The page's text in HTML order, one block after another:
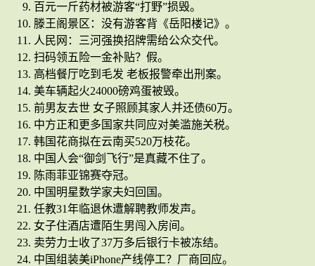
百元一斤药材被游客“打野”损毁。
滕王阁景区：没有游客背《岳阳楼记》。
人民网：三河强换招牌需给公众交代。
扫码领五险一金补贴？假。
高档餐厅吃到毛发 老板报警牵出刑案。
美车辆起火24000磅鸡蛋被毁。
前男友去世 女子照顾其家人并还债60万。
中方正和更多国家共同应对美滥施关税。
韩国花商拟在云南买520万枝花。
中国人会“御剑飞行”是真藏不住了。
陈雨菲亚锦赛夺冠。
中国明星数学家夫妇回国。
任教31年临退休遭解聘教师发声。
女子住酒店遭陌生男闯入房间。
卖劳力士收了37万多后银行卡被冻结。
中国组装美iPhone产线停工？厂商回应。